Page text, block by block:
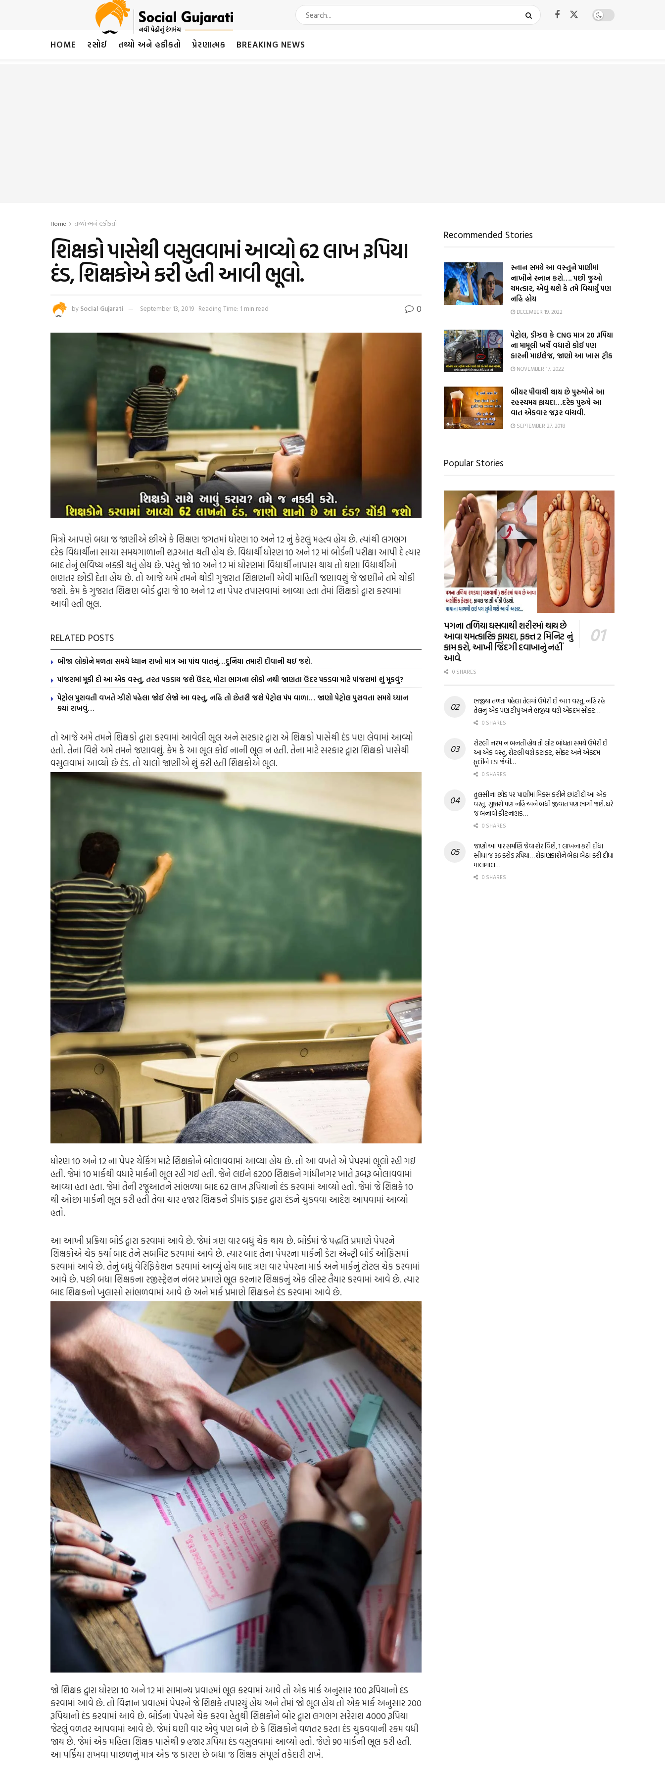
HOME રસોઈ તથ્યો અને હકીકતો પ્રેરણાત્મક BREAKING NEWS
Home તથ્યો અને હકીકતો
શિક્ષકો પાસેથી વસુલવામાં આવ્યો 62 લાખ રૂપિયા
દંડ, શિક્ષકોએ કરી હતી આવી ભૂલો.
by Social Gujarati September 13, 2019 Reading Time: 1 min read 0
મિત્રો આપણે બધા જ જાણીએ છીએ કે શિક્ષણ જગતમાં ધોરણ 10 અને 12 નું કેટલું મહત્વ હોય છે. ત્યાંથી લગભગ
દરેક વિદ્યાર્થીના સાચા સમયગાળાની શરૂઆત થતી હોય છે. વિદ્યાર્થી ધોરણ 10 અને 12 માં બોર્ડની પરીક્ષા આપી દે ત્યાર
બાદ તેનું ભવિષ્ય નક્કી થતું હોય છે. પરંતુ જો 10 અને 12 માં ધોરણમાં વિદ્યાર્થી નાપાસ થાય તો ઘણા વિદ્યાર્થીઓ
ભણતર છોડી દેતા હોય છે. તો આજે અમે તમને થોડી ગુજરાત શિક્ષણની એવી માહિતી જણાવશું જે જાણીને તમે ચોંકી
જશો. કેમ કે ગુજરાત શિક્ષણ બોર્ડ દ્વારા જે 10 અને 12 ના પેપર તપાસવામાં આવ્યા હતા તેમાં શિક્ષકો દ્વારા કરવામાં
આવી હતી ભૂલ.
RELATED POSTS
બીજા લોકોને મળતા સમયે ધ્યાન રાખો માત્ર આ પાંચ વાતનું…દુનિયા તમારી દીવાની થઇ જશે.
પાંજરામાં મૂકી દો આ એક વસ્તુ, તરત પકડાય જશે ઉંદર, મોટા ભાગના લોકો નથી જાણતા ઉંદર પકડવા માટે પાંજરામાં શું મૂકવું?
પેટ્રોલ પુરાવતી વખતે ઝીરો પહેલા જોઈ લેજો આ વસ્તુ, નહિ તો છેતરી જશે પેટ્રોલ પંપ વાળા… જાણો પેટ્રોલ પુરાવતા સમયે ધ્યાન
ક્યાં રાખવું…
તો આજે અમે તમને શિક્ષકો દ્વારા કરવામાં આવેલી ભૂલ અને સરકાર દ્વારા એ શિક્ષકો પાસેથી દંડ પણ લેવામાં આવ્યો
હતો. તેના વિશે અમે તમને જણાવશું. કેમ કે આ ભૂલ કોઈ નાની ભૂલ ન હતી. તેના માટે સરકાર દ્વારા શિક્ષકો પાસેથી
વસુલવામાં આવ્યો છે દંડ. તો ચાલો જાણીએ શું કરી હતી શિક્ષકોએ ભૂલ.
ધોરણ 10 અને 12 ના પેપર ચેકિંગ માટે શિક્ષકોને બોલાવવામાં આવ્યા હોય છે. તો આ વખતે એ પેપરમાં ભૂલો રહી ગઈ
હતી. જેમાં 10 માર્કથી વધારે માર્કની ભૂલ રહી ગઈ હતી. જેને લઈને 6200 શિક્ષકને ગાંધીનગર ખાતે રૂબરૂ બોલાવવામાં
આવ્યા હતા હતા. જેમાં તેની રજૂઆતને સાંભળ્યા બાદ 62 લાખ રૂપિયાનો દંડ કરવામાં આવ્યો હતો. જેમાં જે શિક્ષકે 10
થી ઓછા માર્કની ભૂલ કરી હતી તેવા ચાર હજાર શિક્ષકને ડીમાંડ ડ્રાફ્ટ દ્વારા દંડને ચુકવવા આદેશ આપવામાં આવ્યો
હતો.
આ આખી પ્રક્રિયા બોર્ડ દ્વારા કરવામાં આવે છે. જેમાં ત્રણ વાર બધું ચેક થાય છે. બોર્ડમાં જે પદ્ધતિ પ્રમાણે પેપરને
શિક્ષકોએ ચેક કર્યા બાદ તેને સબમિટ કરવામાં આવે છે. ત્યાર બાદ તેના પેપરના માર્કની ડેટા એન્ટ્રી બોર્ડ ઓફિસમાં
કરવામાં આવે છે. તેનું બધું વેરિફિકેશન કરવામાં આવ્યું હોય બાદ ત્રણ વાર પેપરના માર્ક અને માર્કનું ટોટલ ચેક કરવામાં
આવે છે. પછી બધા શિક્ષકના રજીસ્ટ્રેશન નંબર પ્રમાણે ભૂલ કરનાર શિક્ષકનું એક લીસ્ટ તૈયાર કરવામાં આવે છે. ત્યાર
બાદ શિક્ષકનો ખુલાસો સાંભળવામાં આવે છે અને માર્ક પ્રમાણે શિક્ષકને દંડ કરવામાં આવે છે.
જો શિક્ષક દ્વારા ધોરણ 10 અને 12 માં સામાન્ય પ્રવાહમાં ભૂલ કરવામાં આવે તો એક માર્ક અનુસાર 100 રૂપિયાનો દંડ
કરવામાં આવે છે. તો વિજ્ઞાન પ્રવાહમાં પેપરને જે શિક્ષકે તપાસ્યું હોય અને તેમાં જો ભૂલ હોય તો એક માર્ક અનુસાર 200
રૂપિયાનો દંડ કરવામાં આવે છે. બોર્ડના પેપરને ચેક કરવા હેતુથી શિક્ષકોને બોર દ્વારા લગભગ સરેરાશ 4000 રૂપિયા
જેટલું વળતર આપવામાં આવે છે. જેમાં ઘણી વાર એવું પણ બને છે કે શિક્ષકોને વળતર કરતા દંડ ચુકવવાની રકમ વધી
જાય છે. જેમાં એક મહિલા શિક્ષક પાસેથી 9 હજાર રૂપિયા દંડ વસુલવામાં આવ્યો હતો. જેણે 90 માર્કની ભૂલ કરી હતી.
આ પર્ક્રિયા રાખવા પાછળનું માત્ર એક જ કારણ છે બધા જ શિક્ષક સંપૂર્ણ તકેદારી રાખે.
Recommended Stories
સ્નાન સમયે આ વસ્તુને પાણીમાં
નાખીને સ્નાન કરો…. પછી જુઓ
ચમત્કાર, એવું થશે કે તમે વિચાર્યું પણ
નહિ હોય
DECEMBER 19, 2022
પેટ્રોલ, ડીઝલ કે CNG માત્ર 20 રૂપિયા
ના મામૂલી ખર્ચે વધારો કોઈ પણ
કારની માઈલેજ, જાણો આ ખાસ ટ્રીક
NOVEMBER 17, 2022
બીયર પીવાથી થાય છે પુરુષોને આ
રહસ્યમય ફાયદા…દરેક પુરુષે આ
વાત એકવાર જરૂર વાંચવી.
SEPTEMBER 27, 2018
Popular Stories
પગના તળિયા ઘસવાથી શરીરમાં થાય છે
આવા ચમત્કારિક ફાયદા, ફક્ત 2 મિનિટ નું
કામ કરો, આખી જિંદગી દવાખાનું નહીં
આવે.
0 SHARES
ભજીયા તળતા પહેલા તેલમાં ઉમેરી દો આ 1 વસ્તુ, નહિ રહે
તેલનું એક પણ ટીપું અને ભજીયા થશે એકદમ સોફ્ટ…
0 SHARES
રોટલી નરમ ન બનતી હોય તો લોટ બાંધતા સમયે ઉમેરી દો
આ એક વસ્તુ, રોટલી થશે ફટાફટ, સોફ્ટ અને એકદમ
ફૂલીને દડા જેવી…
0 SHARES
તુલસીના છોડ પર પાણીમાં મિક્સ કરીને છાંટી દો આ એક
વસ્તુ, સુકાશે પણ નહિ અને બધી જીવાત પણ ભાગી જશે. ઘરે
જ બનાવો કીટનાશક…
0 SHARES
જાણો આ પારસમણિ જેવા શેર વિશે, 1 લાખના કરી દીધા
સીધા જ 36 કરોડ રૂપિયા… રોકાણકારોને બેઠા બેઠા કરી દીધા
માલામાલ…
0 SHARES